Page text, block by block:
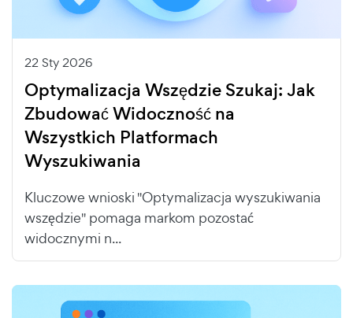
22 Sty 2026
Optymalizacja Wszędzie Szukaj: Jak
Zbudować Widoczność na
Wszystkich Platformach
Wyszukiwania
Kluczowe wnioski "Optymalizacja wyszukiwania
wszędzie" pomaga markom pozostać
widocznymi n...